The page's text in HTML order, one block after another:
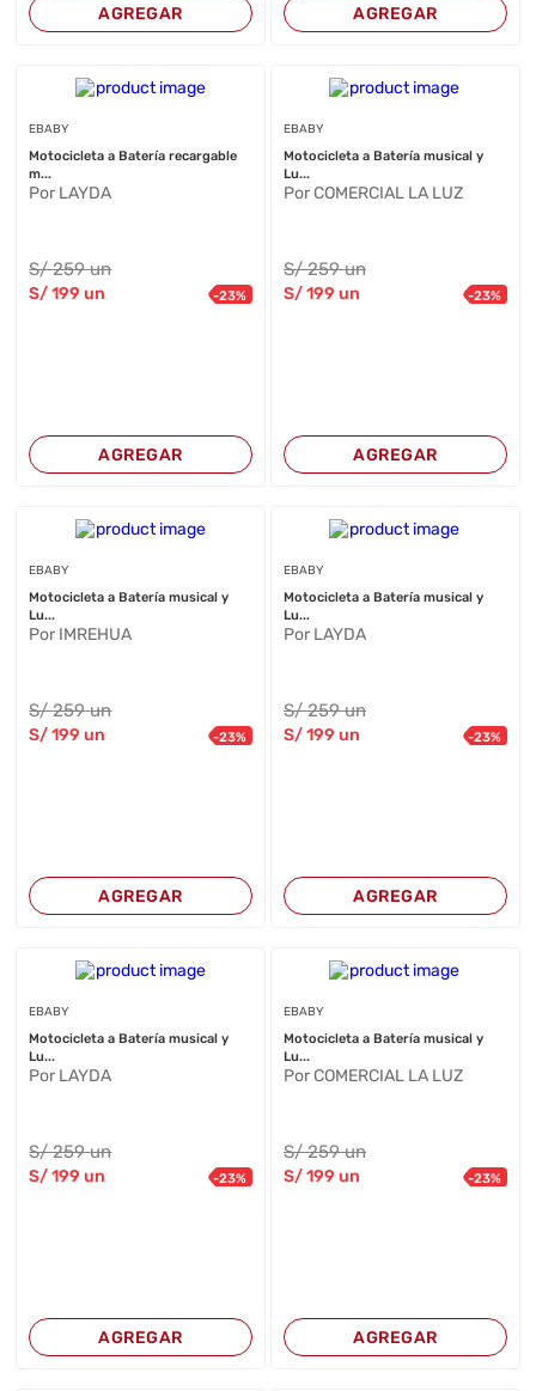
AGREGAR AGREGAR
EBABY
Motocicleta a Batería recargable
m...
Por LAYDA
S/259 un
S/199 un -23%
AGREGAR
EBABY
Motocicleta a Batería musical y
Lu...
Por COMERCIAL LA LUZ
S/259 un
S/199 un -23%
AGREGAR
EBABY
Motocicleta a Batería musical y
Lu...
Por IMREHUA
S/259 un
S/199 un -23%
AGREGAR
EBABY
Motocicleta a Batería musical y
Lu...
Por LAYDA
S/259 un
S/199 un -23%
AGREGAR
EBABY
Motocicleta a Batería musical y
Lu...
Por LAYDA
S/259 un
S/199 un -23%
AGREGAR
EBABY
Motocicleta a Batería musical y
Lu...
Por COMERCIAL LA LUZ
S/259 un
S/199 un -23%
AGREGAR